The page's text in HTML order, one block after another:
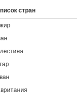
стран